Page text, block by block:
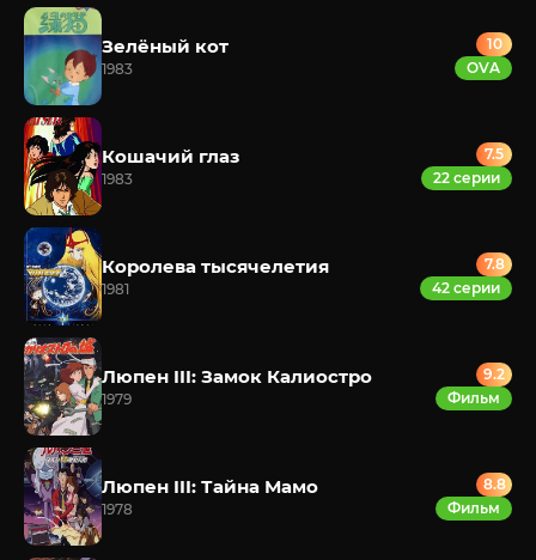
Зелёный кот
1983
10
OVA
Кошачий глаз
1983
7.5
22 серии
Королева тысячелетия
1981
7.8
42 серии
Люпен III: Замок Калиостро
1979
9.2
Фильм
Люпен III: Тайна Мамо
1978
8.8
Фильм